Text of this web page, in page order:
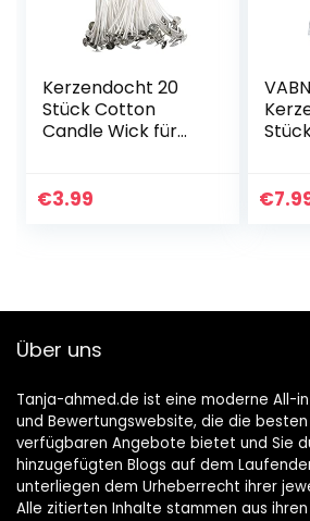
Kerzendocht 20
Stück Cotton
Candle Wick für
Candle DIY (10cm)
€3.99 €
Über uns
Tanja-ahmed.de ist eine moderne All-
und Bewertungswebsite, die die
verfügbaren Angebote bietet und Sie
hinzugefügten Blogs auf dem
unterliegen dem Urheberrecht ihrer
Alle zitierten Inhalte stammen aus